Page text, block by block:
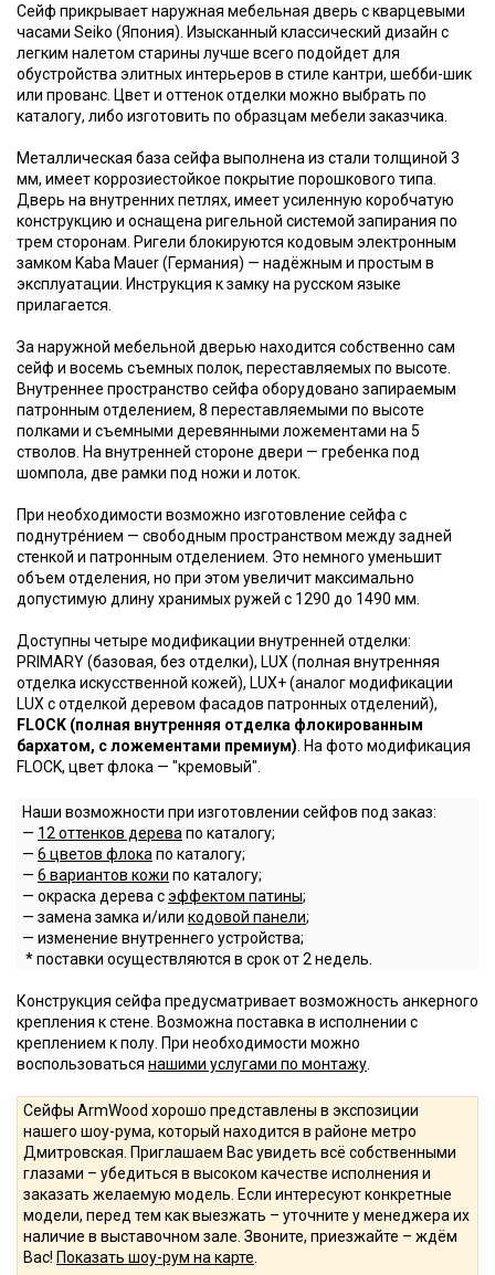
Сейф прикрывает наружная мебельная дверь с кварцевыми
часами Seiko (Япония). Изысканный классический дизайн с
легким налетом старины лучше всего подойдет для
обустройства элитных интерьеров в стиле кантри, шебби-шик
или прованс. Цвет и оттенок отделки можно выбрать по
каталогу, либо изготовить по образцам мебели заказчика.
Металлическая база сейфа выполнена из стали толщиной 3
мм, имеет коррозиестойкое покрытие порошкового типа.
Дверь на внутренних петлях, имеет усиленную коробчатую
конструкцию и оснащена ригельной системой запирания по
трем сторонам. Ригели блокируются кодовым электронным
замком Kaba Mauer (Германия) — надёжным и простым в
эксплуатации. Инструкция к замку на русском языке
прилагается.
За наружной мебельной дверью находится собственно сам
сейф и восемь съемных полок, переставляемых по высоте.
Внутреннее пространство сейфа оборудовано запираемым
патронным отделением, 8 переставляемыми по высоте
полками и съемными деревянными ложементами на 5
стволов. На внутренней стороне двери — гребенка под
шомпола, две рамки под ножи и лоток.
При необходимости возможно изготовление сейфа с
поднутре́нием — свободным пространством между задней
стенкой и патронным отделением. Это немного уменьшит
объем отделения, но при этом увеличит максимально
допустимую длину хранимых ружей с 1290 до 1490 мм.
Доступны четыре модификации внутренней отделки:
PRIMARY (базовая, без отделки), LUX (полная внутренняя
отделка искусственной кожей), LUX+ (аналог модификации
LUX с отделкой деревом фасадов патронных отделений),
FLOCK (полная внутренняя отделка флокированным
бархатом, с ложементами премиум) . На фото модификация
FLOCK, цвет флока — "кремовый".
Наши возможности при изготовлении сейфов под заказ:
— 12 оттенков дерева по каталогу;
— 6 цветов флока по каталогу;
— 6 вариантов кожи по каталогу;
— окраска дерева сэффектом патины;
— замена замка и/или кодовой панели;
— изменение внутреннего устройства;
* поставки осуществляются в срок от 2 недель.
Конструкция сейфа предусматривает возможность анкерного
крепления к стене. Возможна поставка в исполнении с
креплением к полу. При необходимости можно
воспользоваться нашими услугами по монтажу
Сейфы ArmWood хорошо представлены в экспозиции
нашего шоу-рума, который находится в районе метро
Дмитровская. Приглашаем Вас увидеть всё собственными
глазами – убедиться в высоком качестве исполнения и
заказать желаемую модель. Если интересуют конкретные
модели, перед тем как выезжать – уточните у менеджера их
наличие в выставочном зале. Звоните, приезжайте – ждём
Вас! Показать шоу-рум на карте